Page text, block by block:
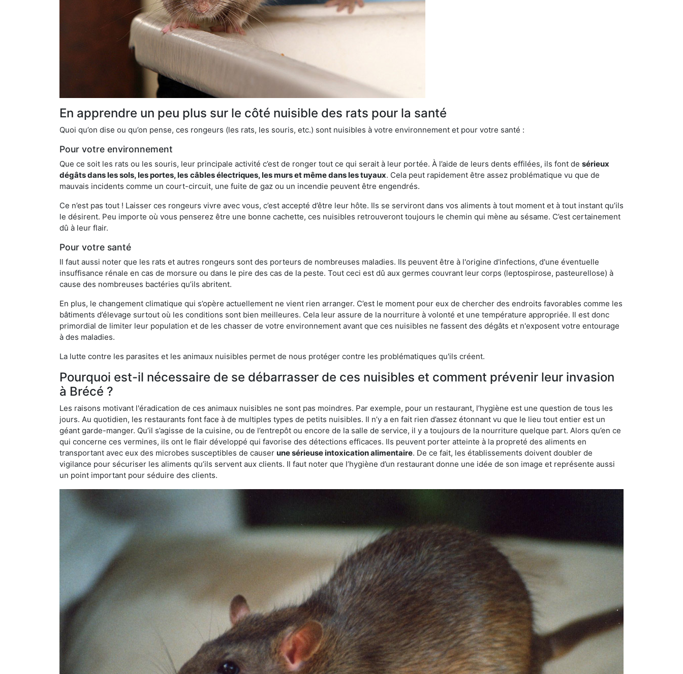
En apprendre un peu plus sur le côté nuisible des rats pour la santé
Quoi qu’on dise ou qu’on pense, ces rongeurs (les rats, les souris, etc.) sont nuisibles à votre environnement et pour votre santé :
Pour votre environnement
Que ce soit les rats ou les souris, leur principale activité c’est de ronger tout ce qui serait à leur portée. À l’aide de leurs dents effilées, ils font de sérieux
dégâts dans les sols, les portes, les câbles électriques, les murs et même dans les tuyaux. Cela peut rapidement être assez problématique vu que de
mauvais incidents comme un court-circuit, une fuite de gaz ou un incendie peuvent être engendrés.
Ce n’est pas tout ! Laisser ces rongeurs vivre avec vous, c’est accepté d’être leur hôte. Ils se serviront dans vos aliments à tout moment et à tout instant qu’ils
le désirent. Peu importe où vous penserez être une bonne cachette, ces nuisibles retrouveront toujours le chemin qui mène au sésame. C’est certainement
dû à leur flair.
Pour votre santé
Il faut aussi noter que les rats et autres rongeurs sont des porteurs de nombreuses maladies. Ils peuvent être à l'origine d'infections, d'une éventuelle
insuffisance rénale en cas de morsure ou dans le pire des cas de la peste. Tout ceci est dû aux germes couvrant leur corps (leptospirose, pasteurellose) à
cause des nombreuses bactéries qu’ils abritent.
En plus, le changement climatique qui s’opère actuellement ne vient rien arranger. C’est le moment pour eux de chercher des endroits favorables comme les
bâtiments d’élevage surtout où les conditions sont bien meilleures. Cela leur assure de la nourriture à volonté et une température appropriée. Il est donc
primordial de limiter leur population et de les chasser de votre environnement avant que ces nuisibles ne fassent des dégâts et n'exposent votre entourage
à des maladies.
La lutte contre les parasites et les animaux nuisibles permet de nous protéger contre les problématiques qu'ils créent.
Pourquoi est-il nécessaire de se débarrasser de ces nuisibles et comment prévenir leur invasion
à Brécé ?
Les raisons motivant l'éradication de ces animaux nuisibles ne sont pas moindres. Par exemple, pour un restaurant, l’hygiène est une question de tous les
jours. Au quotidien, les restaurants font face à de multiples types de petits nuisibles. Il n’y a en fait rien d’assez étonnant vu que le lieu tout entier est un
géant garde-manger. Qu’il s’agisse de la cuisine, ou de l’entrepôt ou encore de la salle de service, il y a toujours de la nourriture quelque part. Alors qu’en ce
qui concerne ces vermines, ils ont le flair développé qui favorise des détections efficaces. Ils peuvent porter atteinte à la propreté des aliments en
transportant avec eux des microbes susceptibles de causer une sérieuse intoxication alimentaire. De ce fait, les établissements doivent doubler de
vigilance pour sécuriser les aliments qu’ils servent aux clients. Il faut noter que l’hygiène d’un restaurant donne une idée de son image et représente aussi
un point important pour séduire des clients.